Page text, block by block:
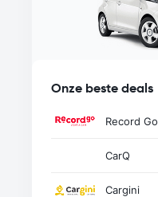
Onze beste deals
Record Go
CarQ
Cargini